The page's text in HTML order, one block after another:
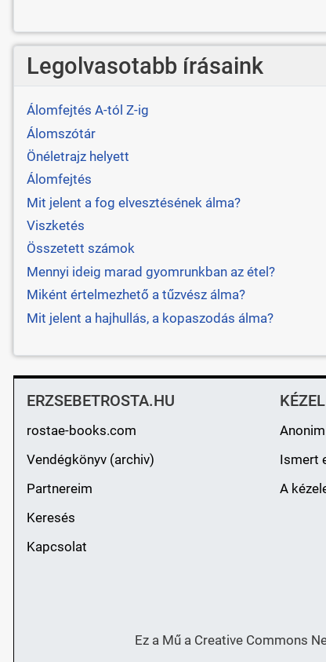
Legolvasotabb írásaink
Álomfejtés A-tól Z-ig
Álomszótár
Önéletrajz helyett
Álomfejtés
Mit jelent a fog elvesztésének álma?
Viszketés
Összetett számok
Mennyi ideig marad gyomrunkban az étel?
Miként értelmezhető a tűzvész álma?
Mit jelent a hajhullás, a kopaszodás álma?
ERZSEBETROSTA.HU
rostae-books.com
Vendégkönyv (archiv)
Partnereim
Keresés
Kapcsolat
Ismert
A
Ez a Mű a Creative Commons